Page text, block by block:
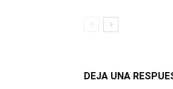
DEJA UNA